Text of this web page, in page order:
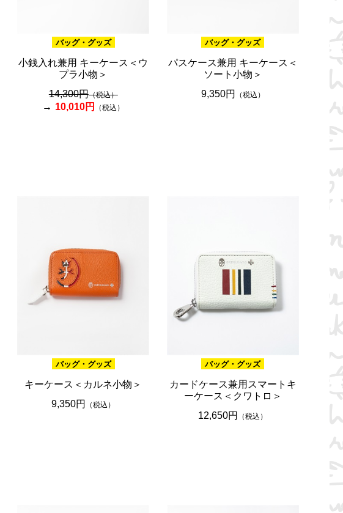
バッグ・グッズ
小銭入れ兼用 キーケース＜ウ
プラ小物＞
14,300円（税込）
10,010円 （税込）
バッグ・グッズ
パスケース兼用 キーケース＜
ソート小物＞
9,350円
（税込）
バッグ・グッズ
キーケース＜カルネ小物＞
9,350円
（税込）
バッグ・グッズ
カードケース兼用スマートキ
ーケース＜クワトロ＞
12,650円
（税込）